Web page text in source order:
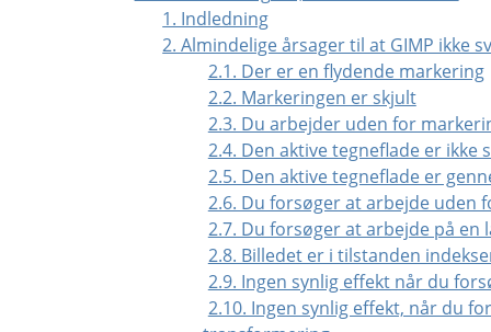
1. Indledning
2. Almindelige årsager til at GIMP ikke
2.1. Der er en flydende markering
2.2. Markeringen er skjult
2.3. Du arbejder uden for
2.4. Den aktive tegneflade er ikke
2.5. Den aktive tegneflade er
2.6. Du forsøger at arbejde uden
2.7. Du forsøger at arbejde på en
2.8. Billedet er i tilstanden
2.9. Ingen synlig effekt når du
2.10. Ingen synlig effekt, når du